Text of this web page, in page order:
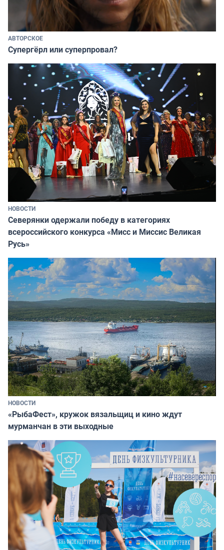
АВТОРСКОЕ
Супергёрл или суперпровал?
НОВОСТИ
Северянки одержали победу в категориях
всероссийского конкурса «Мисс и Миссис Великая
Русь»
НОВОСТИ
«РыбаФест», кружок вязальщиц и кино ждут
мурманчан в эти выходные